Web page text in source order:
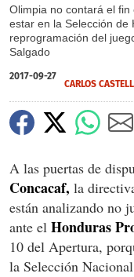
Olimpia no contará el
estar en la Selección de
reprogramación del
Salgado
2017-09-27
CARLOS
A las puertas de
Concacaf, la
están analizando no
ante el Honduras
10 del Apertura,
la Selección